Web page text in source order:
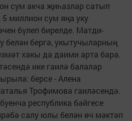
сум акча җиһазлар сатып
5 миллион сум яңа уку
бүлеп бирелде. Матди-
белән бергә, укытучыларның
хакы да даими арта бара.
ике гаилә балалар
берсе - Алена
Трофимова гаиләсендә.
республика бәйгесе
салу юлы белән өч мәктәп